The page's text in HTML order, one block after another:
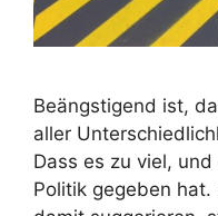
Beängstigend ist,
aller
Dass es zu viel,
Politik gegeben hat.